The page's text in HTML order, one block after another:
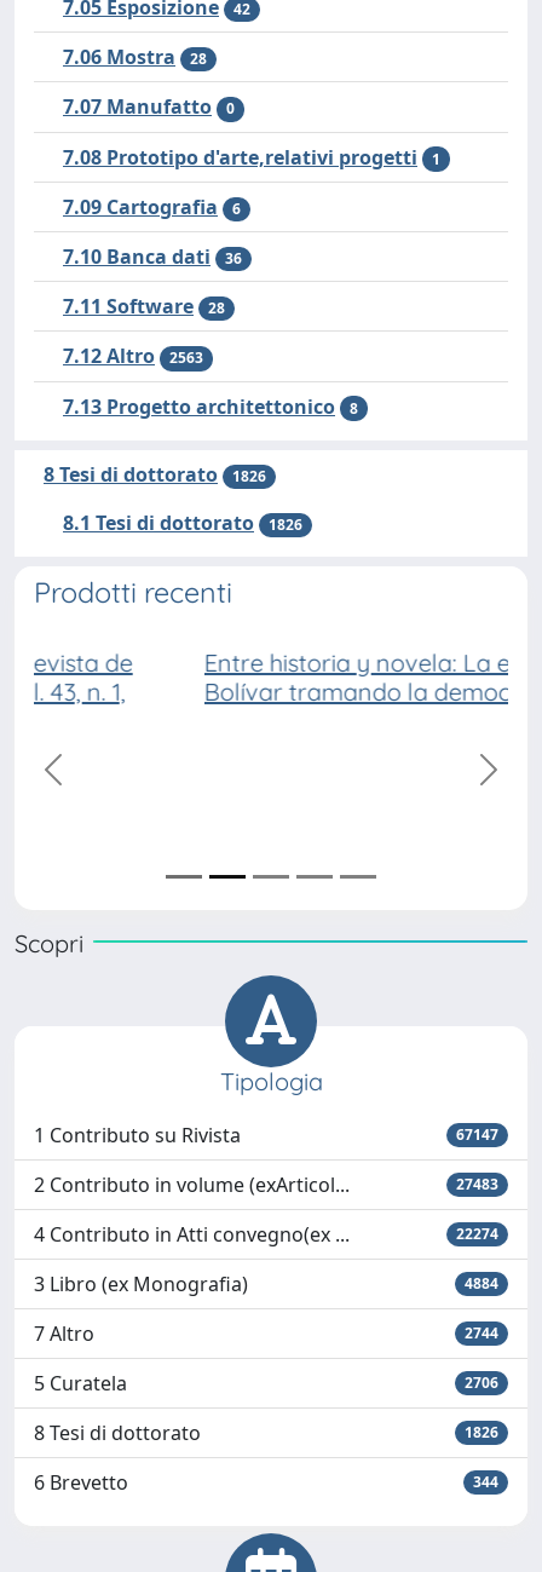
7.05 Esposizione 42
7.06 Mostra 28
7.07 Manufatto 0
7.08 Prototipo d'arte,relativi progetti 1
7.09 Cartografia 6
7.10 Banca dati 36
7.11 Software 28
7.12 Altro 2563
7.13 Progetto architettonico 8
8 Tesi di dottorato 1826
8.1 Tesi di dottorato 1826
Prodotti recenti
Entre historia y novela: La espada de
Bolívar tramando la democracia
precedente
Scopri
Tipologia
1 Contributo su Rivista 67147
2 Contributo in volume (exArticol... 27483
4 Contributo in Atti convegno(ex ... 22274
3 Libro (ex Monografia) 4884
7 Altro 2744
5 Curatela 2706
8 Tesi di dottorato 1826
6 Brevetto 344